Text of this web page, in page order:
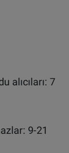
alıcıları: 7
9-21